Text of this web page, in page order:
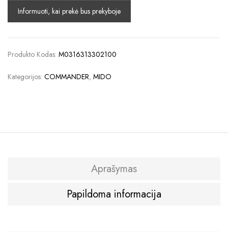
Produkto Kodas: M0316313302100
Kategorijos: COMMANDER, MIDO
Aprašymas
Papildoma informacija